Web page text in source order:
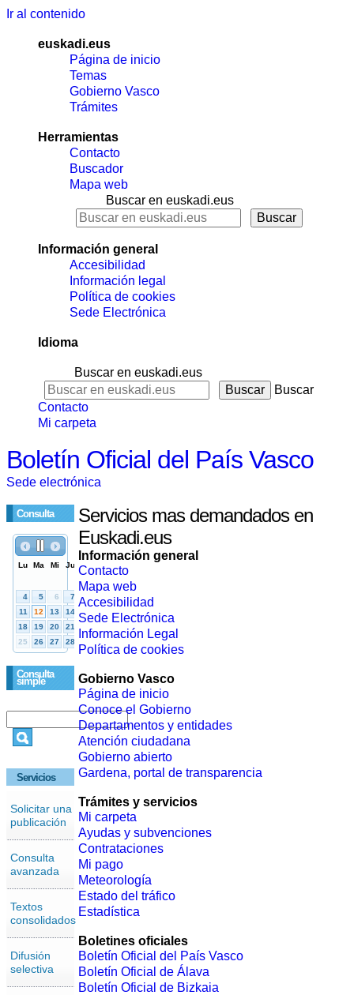
Ir al contenido
euskadi.eus
Página de inicio
Temas
Gobierno Vasco
Trámites
Herramientas
Contacto
Buscador
Mapa web
Buscar en euskadi.eus
Información general
Accesibilidad
Información legal
Política de cookies
Sede Electrónica
Idioma
Buscar en euskadi.eus
Buscar
Contacto
Mi carpeta
Boletín Oficial del País Vasco
Sede electrónica
Consulta
Consulta
simple
Servicios
Solicitar una
publicación
Consulta
avanzada
Textos
consolidados
Difusión
selectiva
Servicios mas demandados en
Euskadi.eus
Información general
Contacto
Mapa web
Accesibilidad
Sede Electrónica
Información Legal
Política de cookies
Gobierno Vasco
Página de inicio
Conoce el Gobierno
Departamentos y entidades
Atención ciudadana
Gobierno abierto
Gardena, portal de transparencia
Trámites y servicios
Mi carpeta
Ayudas y subvenciones
Contrataciones
Mi pago
Meteorología
Estado del tráfico
Estadística
Boletines oficiales
Boletín Oficial del País Vasco
Boletín Oficial de Álava
Boletín Oficial de Bizkaia